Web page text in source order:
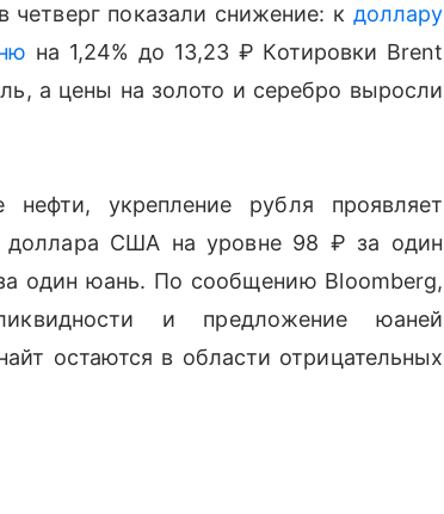
четверг показали снижение: к доллару
на 1,24% до 13,23 ₽ Котировки Brent
а цены на золото и серебро выросли
укрепление рубля проявляет
доллара США на уровне 98 ₽ за один
один юань. По сообщению Bloomberg,
и предложение юаней
остаются в области отрицательных